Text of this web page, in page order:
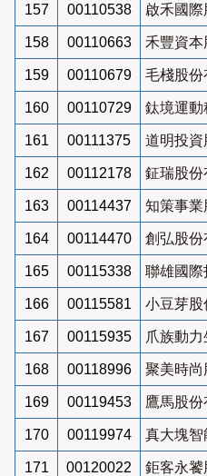
157 00110538 啟禾國際
158 00110663 禾豐資本
159 00110679 毛棧股份
160 00110729 鈦境運動
161 00111375 道明投資
162 00112178 鉦瑞股份
163 00114437 知策事業
164 00114470 創弘股份
165 00115338 聯雄國際
166 00115581 小豆芽股
167 00115935 爪族動
168 00118996 聚美時尚
169 00119453 鷹馬股份
170 00119974 真大塊智
171 00120022 鉅客永饕